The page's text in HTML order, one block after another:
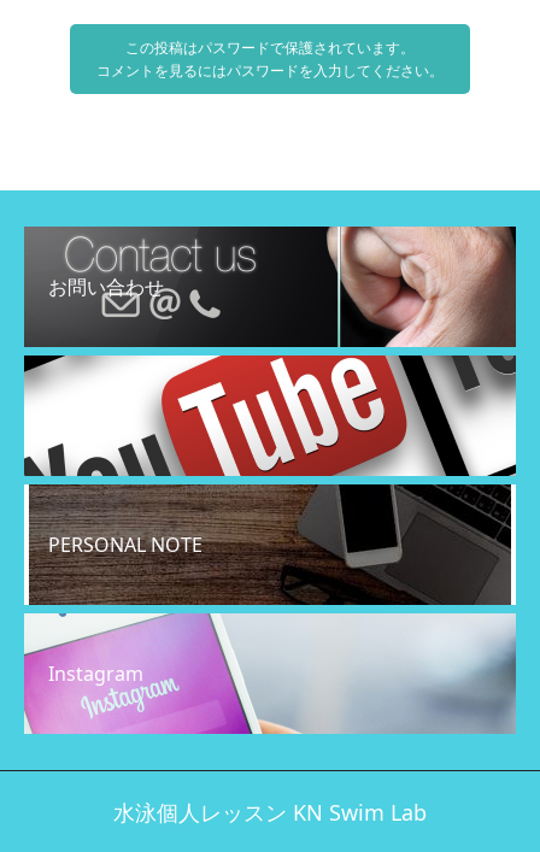
この投稿はパスワードで保護されています。
コメントを見るにはパスワードを入力してください。
お問い合わせ
PERSONAL NOTE
Instagram
水泳個人レッスン KN Swim Lab